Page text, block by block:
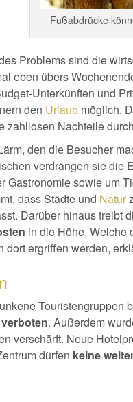
Fußabdrücke
Problems sind die
eben übers
Unterkünften und
den Urlaub möglich.
zahllosen Nachteile
den die Besucher
verdrängen sie die
Gastronomie sowie um
dass Städte und Natur
Darüber hinaus treibt
in die Höhe. Welche
dort ergriffen werden,
Touristengruppen
. Außerdem
verschärft. Neue
dürfen keine